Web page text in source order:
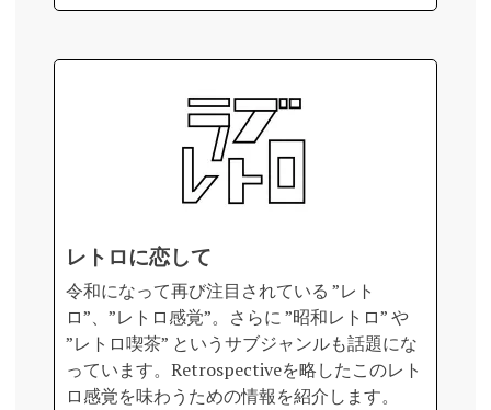
レトロに恋して
令和になって再び注目されている ”レト
ロ”、”レトロ感覚”。さらに ”昭和レトロ” や
”レトロ喫茶” というサブジャンルも話題にな
っています。Retrospectiveを略したこのレト
ロ感覚を味わうための情報を紹介します。